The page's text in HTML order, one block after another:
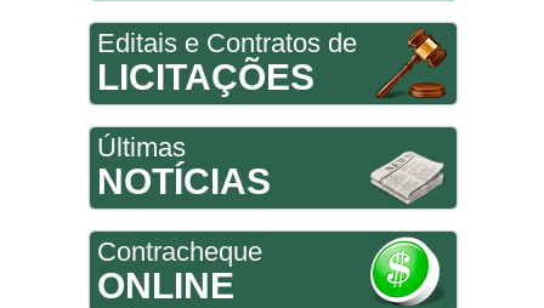
Editais e Contratos de
LICITAÇÕES
Últimas
NOTÍCIAS
Contracheque
ONLINE